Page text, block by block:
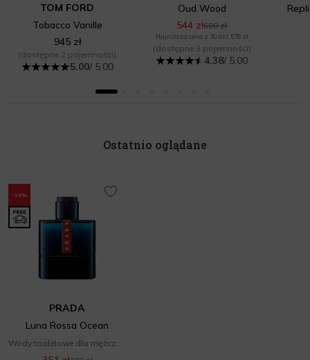
TOM FORD
Tobacco Vanille
945 zł
(dostępne 2 pojemności)
5.00/ 5.00
Oud Wood
544 zł680 zł
Najniższa cena z 30 dni: 578 zł
(dostępne 3 pojemności)
4.38/ 5.00
Ostatnio oglądane
-10%
PRADA
Luna Rossa Ocean